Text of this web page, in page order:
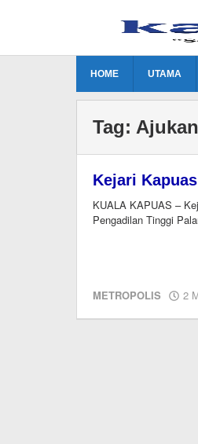
HOME UTAMA
Tag:
Kejari
KUALA KAPUAS –
Pengadilan Tinggi
METROPOLIS 2